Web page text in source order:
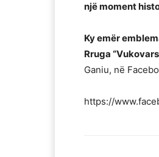
një moment
Ky emër
Rruga
Ganiu, në
https://